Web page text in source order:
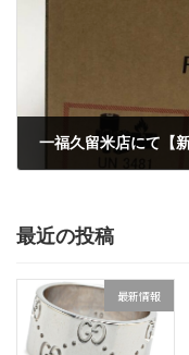
最近の投稿
最新情報